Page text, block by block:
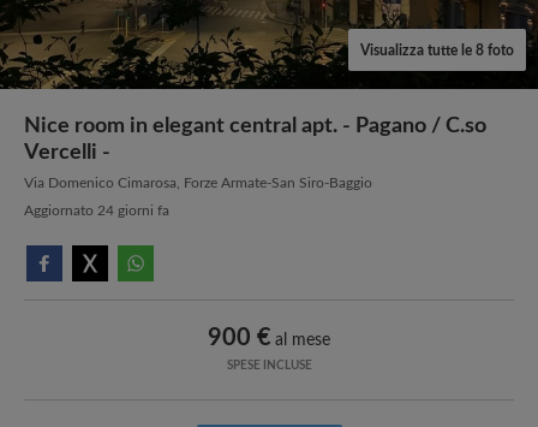
Visualizza tutte le 8 foto
Nice room in elegant central apt. - Pagano / C.so
Vercelli -
Via Domenico Cimarosa, Forze Armate-San Siro-Baggio
Aggiornato 24 giorni fa
900 € al mese
SPESE INCLUSE